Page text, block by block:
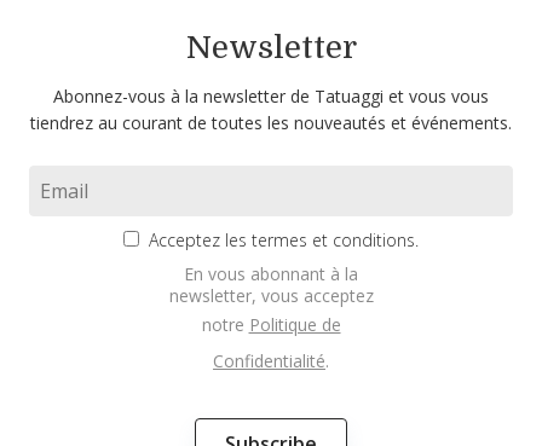
Newsletter
Abonnez-vous à la newsletter de Tatuaggi et vous vous
tiendrez au courant de toutes les nouveautés et événements.
Acceptez les termes et conditions.
En vous abonnant à la
newsletter, vous acceptez
notre Politique de
Confidentialité.